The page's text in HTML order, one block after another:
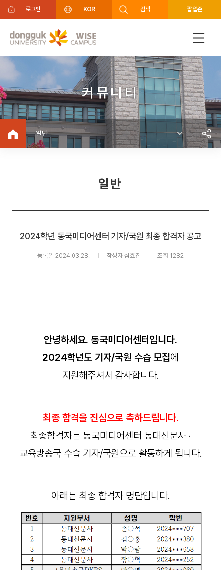
주메뉴 바로가기
푸터 바로가기
로그인 KOR 검색 팝업존
커뮤니티
일반
일반
2024학년 동국미디어센터 기자/국원 최종 합격자 공고
등록일 2024.03.28. 작성자 심효진 조회 1282
안녕하세요. 동국미디어센터입니다.
2024학년도 기자/국원 수습 모집에
지원해주셔서 감사합니다.
최종 합격을 진심으로 축하드립니다.
최종합격자는 동국미디어센터 동대신문사 ·
교육방송국 수습 기자/국원으로 활동하게 됩니다.
아래는 최종 합격자 명단입니다.